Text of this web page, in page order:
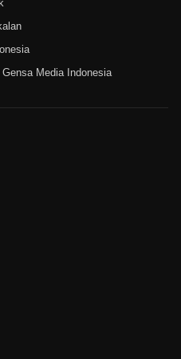
Media Indonesia